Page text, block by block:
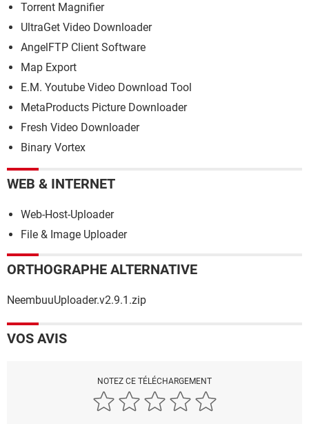
Torrent Magnifier
UltraGet Video Downloader
AngelFTP Client Software
Map Export
E.M. Youtube Video Download Tool
MetaProducts Picture Downloader
Fresh Video Downloader
Binary Vortex
WEB & INTERNET
Web-Host-Uploader
File & Image Uploader
ORTHOGRAPHE ALTERNATIVE
NeembuuUploader.v2.9.1.zip
VOS AVIS
NOTEZ CE TÉLÉCHARGEMENT